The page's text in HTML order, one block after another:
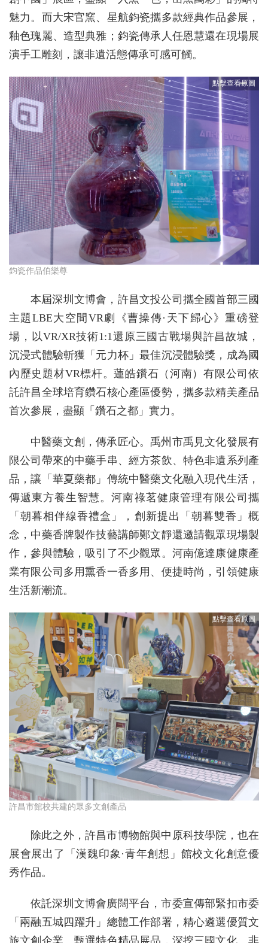
魅力。而大宋官窯、星航鈞瓷攜多款經典作品參展，
釉色瑰麗、造型典雅；鈞瓷傳承人任恩慧還在現場展
演手工雕刻，讓非遺活態傳承可感可觸。
鈞瓷作品伯樂尊
本屆深圳文博會，許昌文投公司攜全國首部三國
主題LBE大空間VR劇《曹操傳·天下歸心》重磅登
場，以VR/XR技術1:1還原三國古戰場與許昌故城，
沉浸式體驗斬獲「元力杯」最佳沉浸體驗獎，成為國
內歷史題材VR標杆。蓮皓鑽石（河南）有限公司依
託許昌全球培育鑽石核心產區優勢，攜多款精美產品
首次參展，盡顯「鑽石之都」實力。
中醫藥文創，傳承匠心。禹州市禹見文化發展有
限公司帶來的中藥手串、經方茶飲、特色非遺系列產
品，讓「華夏藥都」傳統中醫藥文化融入現代生活，
傳遞東方養生智慧。河南祿茗健康管理有限公司攜
「朝暮相伴線香禮盒」，創新提出「朝暮雙香」概
念，中藥香牌製作技藝講師鄭文靜還邀請觀眾現場製
作，參與體驗，吸引了不少觀眾。河南億達康健康產
業有限公司多用熏香一香多用、便捷時尚，引領健康
生活新潮流。
許昌市館校共建的眾多文創產品
除此之外，許昌市博物館與中原科技學院，也在
展會展出了「漢魏印象·青年創想」館校文化創意優
秀作品。
依託深圳文博會廣闊平台，市委宣傳部緊扣市委
「兩融五城四躍升」總體工作部署，精心遴選優質文
旅文創企業、甄選特色精品展品，深挖三國文化、非